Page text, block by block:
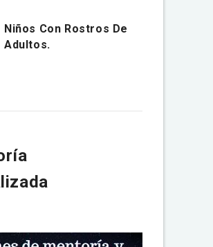
Niños Con Rostros De
Adultos.